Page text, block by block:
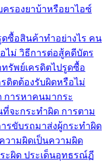
รองยาบ้าหรือยาไอซ์
ซื้อสินค้าทำอย่างไร คน
ไม่ วิธีการต่อสู้คดีบัตร
รัพย์เครดิตไปรูดซื้อ
ดิตต้องรับผิดหรือไม่
การหาคนมากระ
จะกระทำผิด การตาม
รขับรถมาส่งผู้กระทำผิด
วามผิดเป็นความผิด
ะผิด ประเด็นอุทธรณ์ฏี